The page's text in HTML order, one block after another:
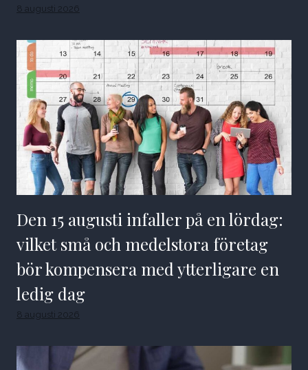
8 augusti 2026
Den 15 augusti infaller på en lördag:
vilket små och medelstora företag
bör kompensera med ytterligare en
ledig dag
8 augusti 2026